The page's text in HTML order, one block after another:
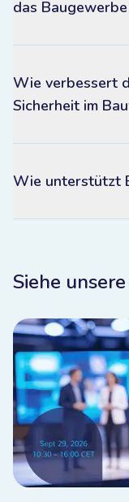
das
Wie verbessert
Sicherheit im
Wie unterstützt
Siehe